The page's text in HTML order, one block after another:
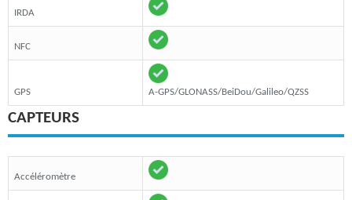
IRDA
NFC
GPS A-GPS/GLONASS/BeiDou/Galileo/QZSS
CAPTEURS
Accéléromètre